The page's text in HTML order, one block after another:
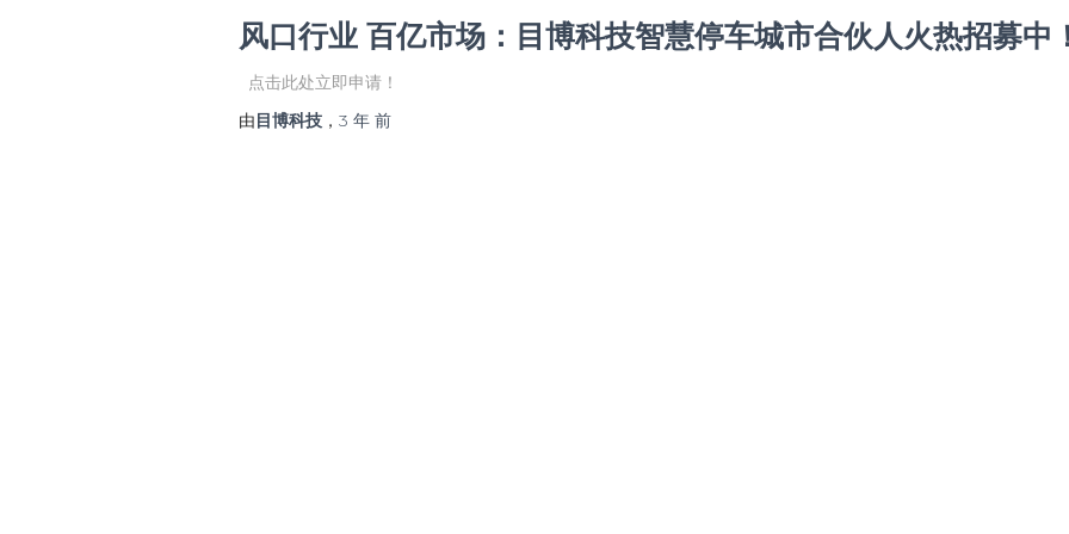
风口行业 百亿市场：目博科技智慧停车城市合伙人火热招募中
点击此处立即申请！
由目博科技， 3 年前